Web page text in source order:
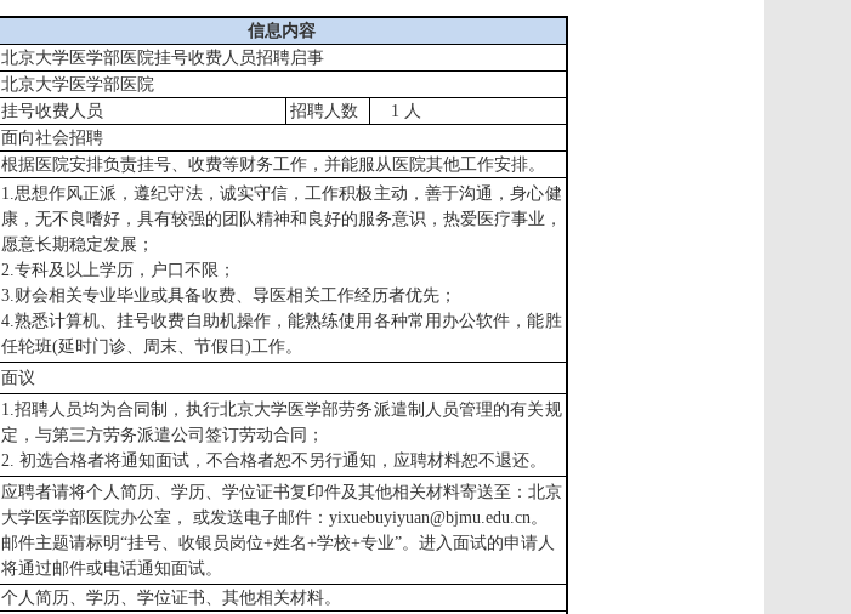
信息内容
北京大学医学部医院挂号收费人员招聘启事
北京大学医学部医院
挂号收费人员 招聘人数 1 人
面向社会招聘
根据医院安排负责挂号、收费等财务工作，并能服从医院其他工作安排。
1.思想作风正派，遵纪守法，诚实守信，工作积极主动，善于沟通，身心健
康，无不良嗜好，具有较强的团队精神和良好的服务意识，热爱医疗事业，
愿意长期稳定发展 ；
2.专科及以上学历，户口不限 ；
3.财会相关专业毕业或具备收费、导医相关工作经历者优先；
4.熟悉计算机、挂号收费自助机操作，能熟练使用各种常用办公软件，能胜
任轮班(延时门诊、周末、节假日)工作。
面议
1.招聘人员均为合同制，执行北京大学医学部劳务派遣制人员管理的有关规
定，与第三方劳务派遣公司签订劳动合同；
2. 初选合格者将通知面试，不合格者恕不另行通知，应聘材料恕不退还。
应聘者请将个人简历、学历、学位证书复印件及其他相关材料寄送至：北京
大学医学部医院办公室， 或发送电子邮件：yixuebuyiyuan@bjmu.edu.cn。
邮件主题请标明“挂号、收银员岗位+姓名+学校+专业”。进入面试的申请人
将通过邮件或电话通知面试。
个人简历、学历、学位证书、其他相关材料。